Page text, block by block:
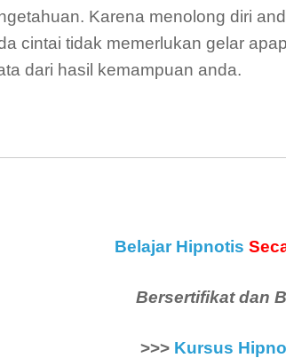
Karena menolong diri
cintai tidak memerlukan gelar
dari hasil kemampuan anda.
Belajar Hipnotis
Bersertifikat dan
>>> Kursus